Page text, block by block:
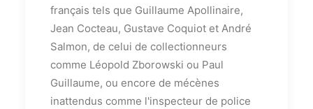
français tels que Guillaume Apollinaire,
Jean Cocteau, Gustave Coquiot et André
Salmon, de celui de collectionneurs
comme Léopold Zborowski ou Paul
Guillaume, ou encore de mécènes
inattendus comme l'inspecteur de police